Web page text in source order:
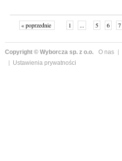
« poprzednie 1 ... 5 6 7
Copyright © Wyborcza sp. z o.o. O nas
Ustawienia prywatności